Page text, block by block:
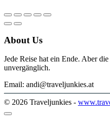
About Us
Jede Reise hat ein Ende. Aber
unvergänglich.
Email: andi@traveljunkies.at
© 2026 Traveljunkies -